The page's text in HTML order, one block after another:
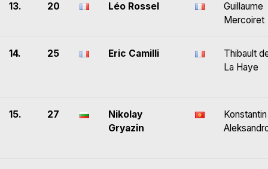
13. 20 Léo Rossel
Guillaume
Mercoiret
14. 25 Eric Camilli
Thibault
La Haye
15. 27
Nikolay
Gryazin
Konstantin